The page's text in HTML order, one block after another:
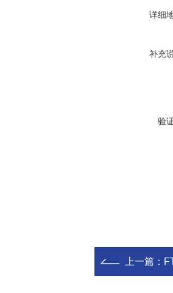
详细
补充
验
上一篇：